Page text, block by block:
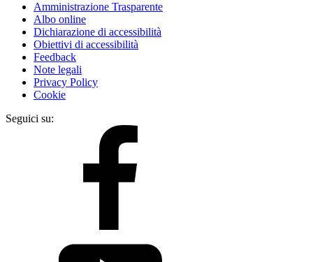
Amministrazione Trasparente
Albo online
Dichiarazione di accessibilità
Obiettivi di accessibilità
Feedback
Note legali
Privacy Policy
Cookie
Seguici su: